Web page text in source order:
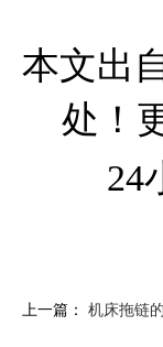
本文出
处！
24
上一篇： 机床拖链